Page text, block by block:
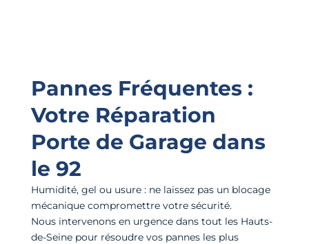
Pannes Fréquentes :
Votre Réparation
Porte de Garage dans
le 92
Humidité, gel ou usure : ne laissez pas un blocage
mécanique compromettre votre sécurité.
Nous intervenons en urgence dans tout les Hauts-
de-Seine pour résoudre vos pannes les plus